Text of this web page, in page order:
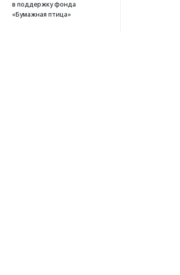
в поддержку фонда
«Бумажная птица»